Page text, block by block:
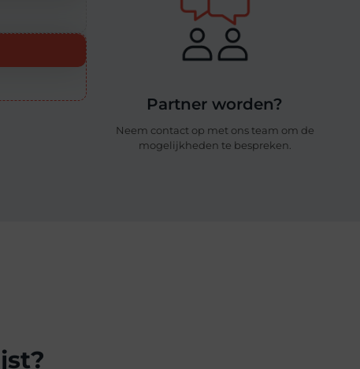
Partner worden?
Neem contact op met ons team om de
mogelijkheden te bespreken.